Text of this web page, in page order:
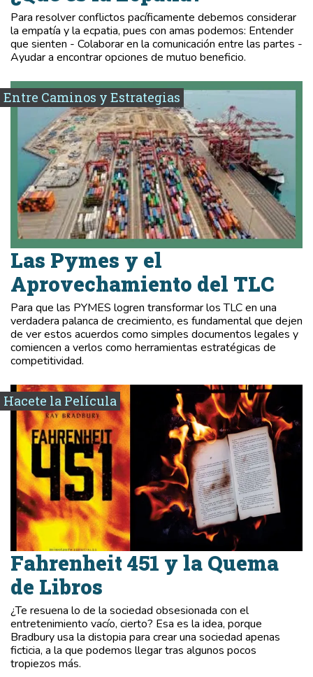
Para resolver conflictos pacíficamente debemos considerar
la empatía y la ecpatia, pues con amas podemos: Entender
que sienten - Colaborar en la comunicación entre las partes -
Ayudar a encontrar opciones de mutuo beneficio.
Entre Caminos y Estrategias
Las Pymes y el
Aprovechamiento del TLC
Para que las PYMES logren transformar los TLC en una
verdadera palanca de crecimiento, es fundamental que dejen
de ver estos acuerdos como simples documentos legales y
comiencen a verlos como herramientas estratégicas de
competitividad.
Hacete la Película
Fahrenheit 451 y la Quema
de Libros
¿Te resuena lo de la sociedad obsesionada con el
entretenimiento vacío, cierto? Esa es la idea, porque
Bradbury usa la distopia para crear una sociedad apenas
ficticia, a la que podemos llegar tras algunos pocos
tropiezos más.